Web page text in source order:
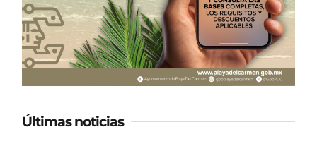
Últimas noticias